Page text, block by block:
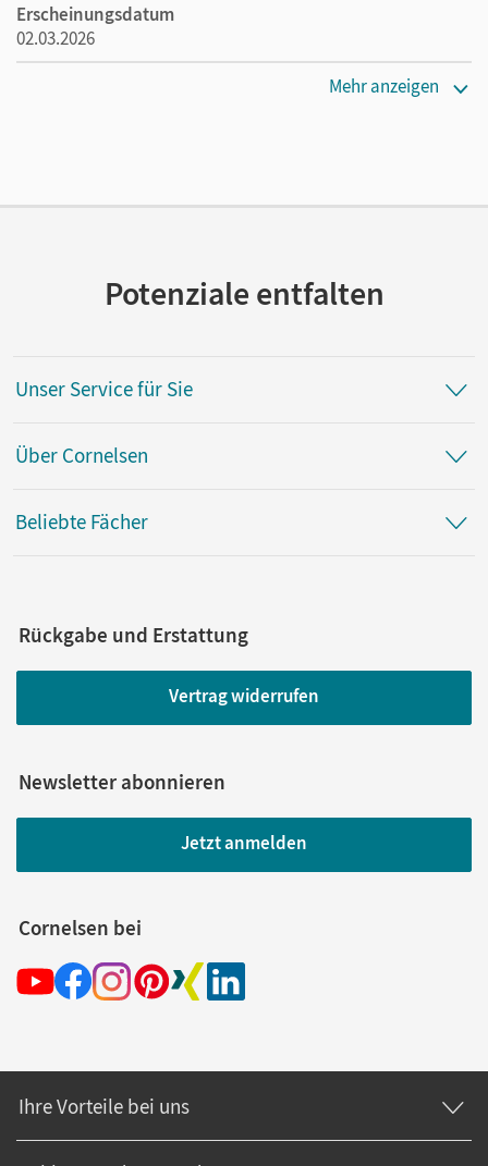
Erscheinungsdatum
02.03.2026
Cornelsen Verlag
Lehnhardt, Gundel
Mehr anzeigen
Potenziale entfalten
Unser Service für Sie
Über Cornelsen
Beliebte Fächer
Rückgabe und Erstattung
Vertrag widerrufen
Newsletter abonnieren
Jetzt anmelden
Cornelsen bei
Ihre Vorteile bei uns